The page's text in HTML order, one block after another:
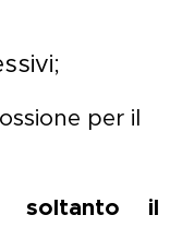
per il
soltanto il